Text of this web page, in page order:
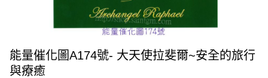
能量催化圖A174號- 大天使拉斐爾~安全的旅行
與療癒